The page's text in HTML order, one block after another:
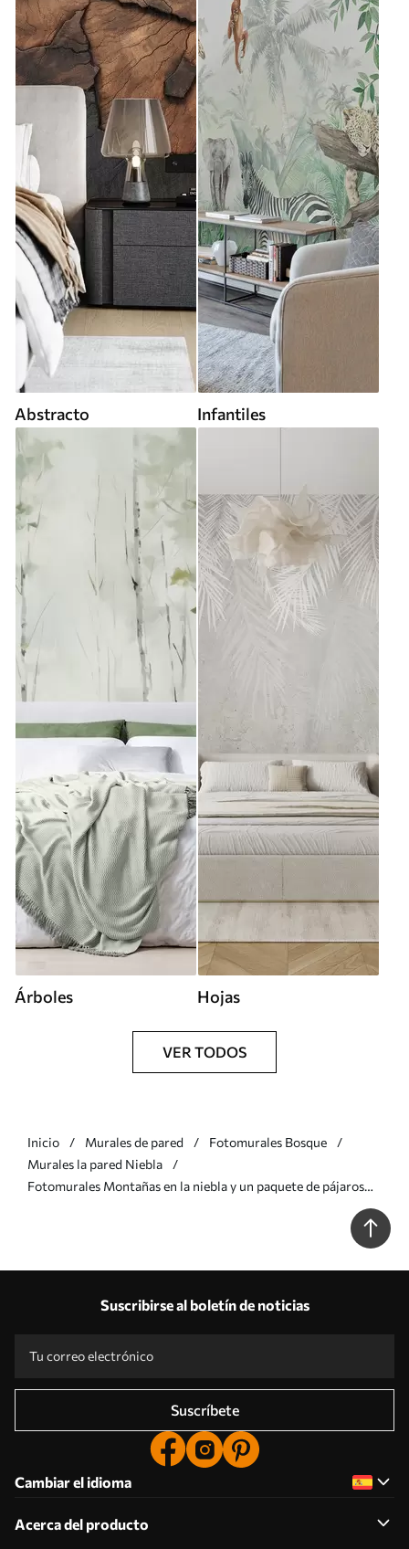
Abstracto Infantiles
Árboles Hojas
VER TODOS
Inicio Murales de pared
Fotomurales Bosque
Murales la pared Niebla
Fotomurales Montañas en la niebla y un paquete de pájaros
Suscribirse al boletín de noticias
Suscríbete
Cambiar el idioma
Acerca del producto